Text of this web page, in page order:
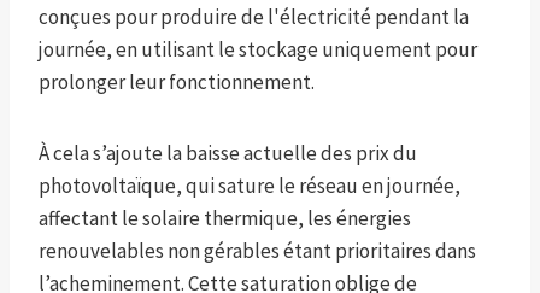
conçues pour produire de l'électricité pendant la
journée, en utilisant le stockage uniquement pour
prolonger leur fonctionnement.
À cela s’ajoute la baisse actuelle des prix du
photovoltaïque, qui sature le réseau en journée,
affectant le solaire thermique, les énergies
renouvelables non gérables étant prioritaires dans
l’acheminement. Cette saturation oblige de